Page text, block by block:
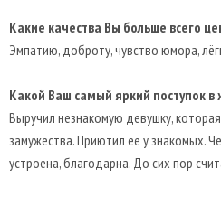
Какие качества Вы больше всего
Эмпатию, доброту, чувство юмора,
Какой Ваш самый яркий поступок в
Выручил незнакомую девушку,
замужества. Приютил её у знакомых.
устроена, благодарна. До сих пор